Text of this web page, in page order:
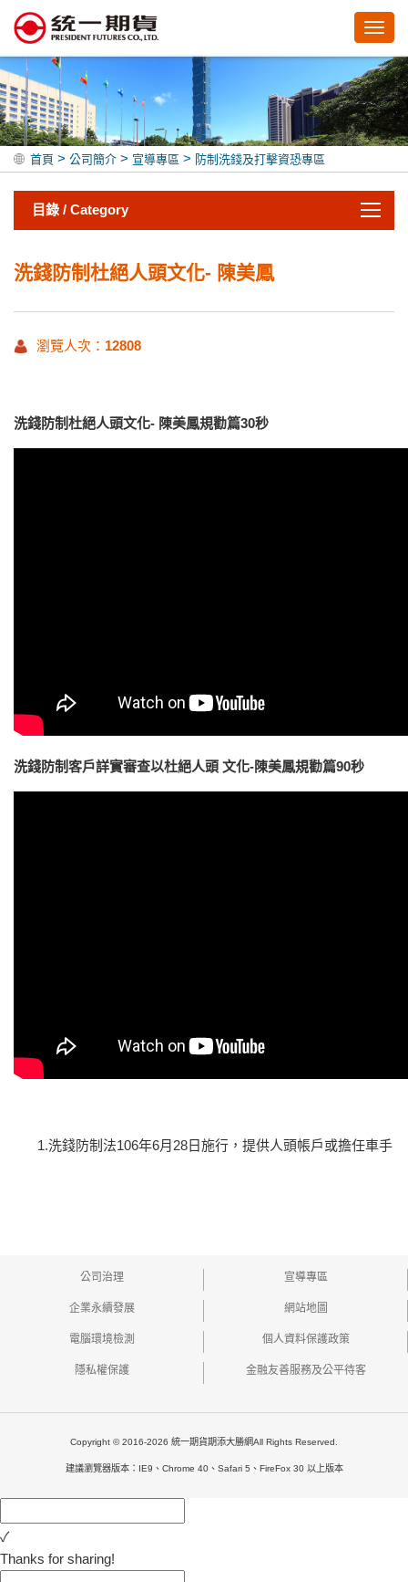
首頁 > 公司簡介 > 宣導專區 > 防制洗錢及打擊資恐專區
目錄 / Category
洗錢防制杜絕人頭文化- 陳美鳳
瀏覽人次： 12808
洗錢防制杜絕人頭文化- 陳美鳳規勸篇30秒
洗錢防制客戶詳實審查以杜絕人頭 文化-陳美鳳規勸篇90秒
1.洗錢防制法106年6月28日施行，提供人頭帳戶或擔任車手
公司治理 宣導專區
企業永續發展 網站地圖
電腦環境檢測 個人資料保護政策
隱私權保護 金融友善服務及公平待客
Copyright © 2016-2026 統一期貨期添大勝網All Rights Reserved.
建議瀏覽器版本：IE9、Chrome 40、Safari 5、FireFox 30 以上版本
✓
Thanks for sharing!